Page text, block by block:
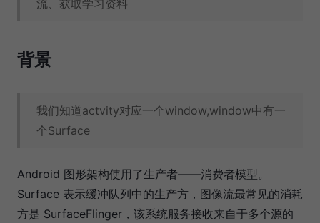
流、获取学习资料
背景
我们知道actvity对应一个window,window中有一
个Surface
Android 图形架构使用了生产者——消费者模型。
Surface 表示缓冲队列中的生产方，图像流最常见的消耗
方是 SurfaceFlinger，该系统服务接收来自于多个源的